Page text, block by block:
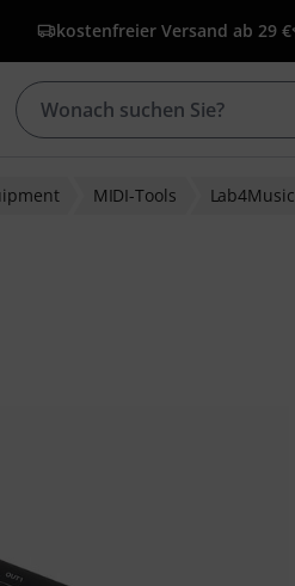
kostenfreier Versand ab 29 €
MIDI-Tools Lab4Music